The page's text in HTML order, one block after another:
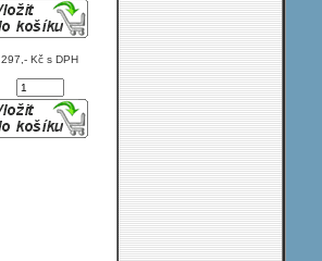
297,- Kč s DPH